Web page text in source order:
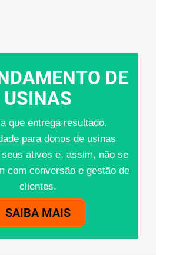
DE
USINAS
que entrega resultado.
para donos de usinas
ativos e, assim, não se
com conversão e gestão de
clientes.
SAIBA MAIS